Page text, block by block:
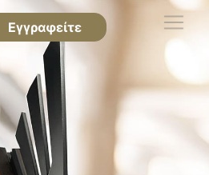
Εγγραφείτε